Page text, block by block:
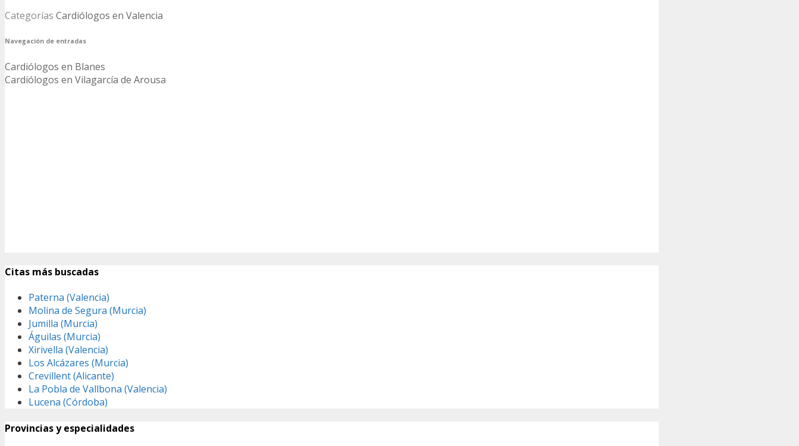
Categorías Cardiólogos en Valencia
Navegación de entradas
Cardiólogos en Blanes
Cardiólogos en Vilagarcía de Arousa
Citas más buscadas
Paterna (Valencia)
Molina de Segura (Murcia)
Jumilla (Murcia)
Águilas (Murcia)
Xirivella (Valencia)
Los Alcázares (Murcia)
Crevillent (Alicante)
La Pobla de Vallbona (Valencia)
Lucena (Córdoba)
Provincias y especialidades